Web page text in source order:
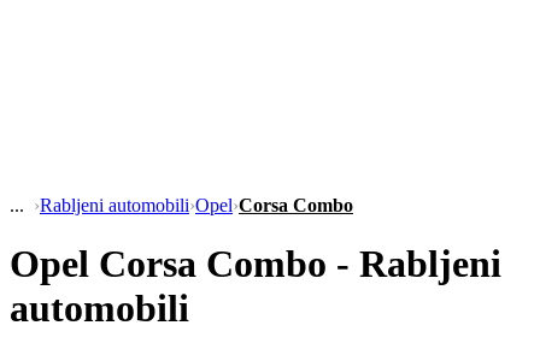
›Rabljeni automobili›Opel›Corsa Combo
Opel Corsa Combo - Rabljeni
automobili